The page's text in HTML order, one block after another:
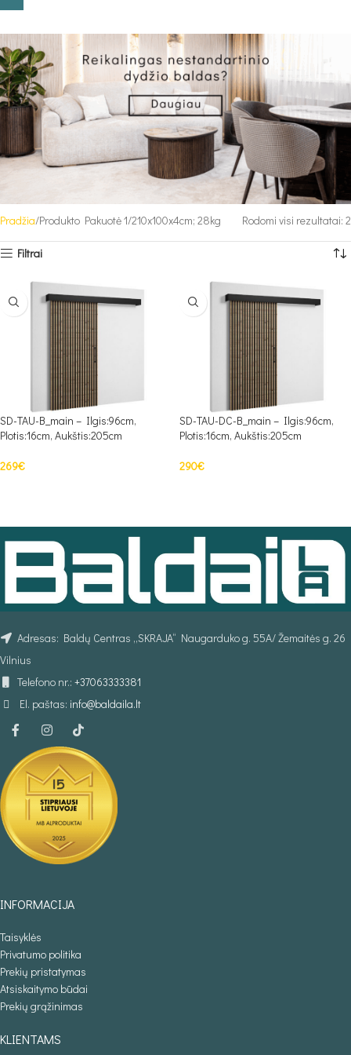
Pradžia Produkto Pakuotė 1 210x100x4cm; 28kg Rodomi visi rezultatai: 2
Filtrai
SD-TAU-B_main – Ilgis:96cm,
Plotis:16cm, Aukštis:205cm
269€
SD-TAU-DC-B_main – Ilgis:96cm,
Plotis:16cm, Aukštis:205cm
290€
Adresas: Baldų Centras „SKRAJA“ Naugarduko g. 55A/ Žemaitės g. 26
Vilnius
Telefono nr.: +37063333381
El. paštas: info@baldaila.lt
INFORMACIJA
Taisyklės
Privatumo politika
Prekių pristatymas
Atsiskaitymo būdai
Prekių grąžinimas
KLIENTAMS